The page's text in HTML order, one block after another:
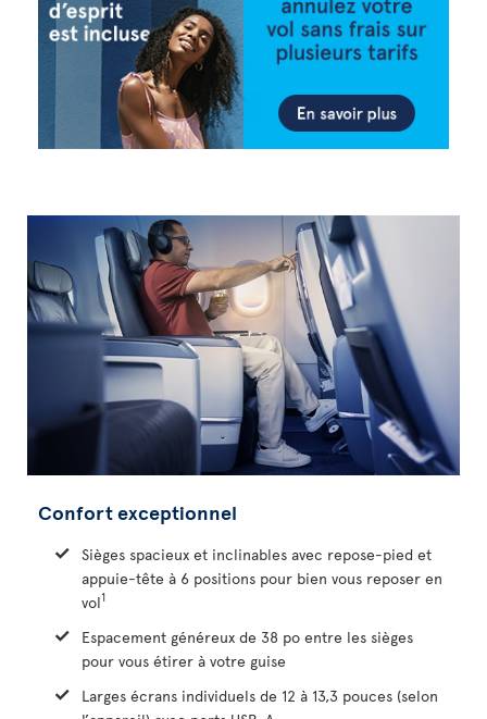
Confort exceptionnel
Sièges spacieux et inclinables avec repose-pied et
appuie-tête à 6 positions pour bien vous reposer en
vol1
Espacement généreux de 38 po entre les sièges
pour vous étirer à votre guise
Larges écrans individuels de 12 à 13,3 pouces (selon